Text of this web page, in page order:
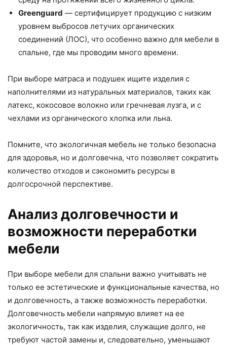
Greenguard — сертифицирует продукцию с низким
уровнем выбросов летучих органических
соединений (ЛОС), что особенно важно для мебели в
спальне, где мы проводим много времени.
При выборе матраса и подушек ищите изделия с
наполнителями из натуральных материалов, таких как
латекс, кокосовое волокно или гречневая лузга, и с
чехлами из органического хлопка или льна.
Помните, что экологичная мебель не только безопасна
для здоровья, но и долговечна, что позволяет сократить
количество отходов и сэкономить ресурсы в
долгосрочной перспективе.
Анализ долговечности и
возможности переработки
мебели
При выборе мебели для спальни важно учитывать не
только ее эстетические и функциональные качества, но
и долговечность, а также возможность переработки.
Долговечность мебели напрямую влияет на ее
экологичность, так как изделия, служащие долго, не
требуют частой замены и, следовательно, уменьшают